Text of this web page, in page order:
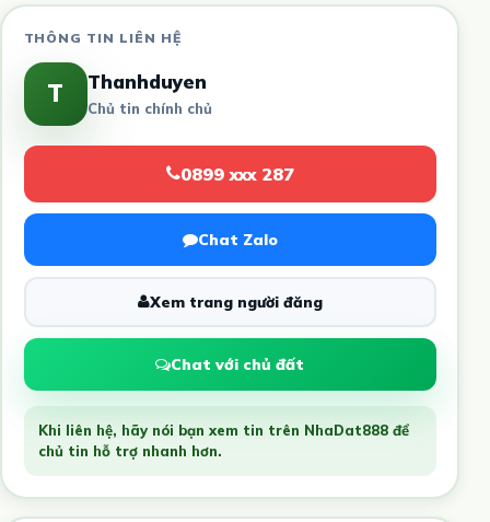
THÔNG TIN LIÊN HỆ
T Thanhduyen
Chủ tin chính chủ
0899 xxx 287
Chat Zalo
Xem trang người đăng
Chat với chủ đất
Khi liên hệ, hãy nói bạn xem tin trên NhaDat888 để
chủ tin hỗ trợ nhanh hơn.